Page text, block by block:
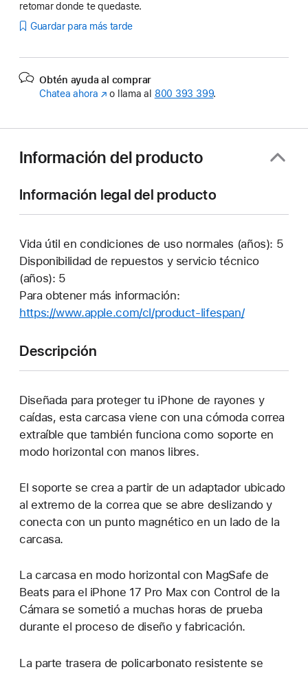
retomar donde te quedaste.
Guardar para más tarde
Obtén ayuda al comprar
Chatea ahora (Se
nueva)
o llama al 800 393 399.
Información del producto
Información legal del producto
Vida útil en condiciones de uso normales (años): 5
Disponibilidad de repuestos y servicio técnico
(años): 5
Para obtener más información:
https://www.apple.com/cl/product-lifespan/(Se
nueva)
Descripción
Diseñada para proteger tu iPhone de rayones y
caídas, esta carcasa viene con una cómoda correa
extraíble que también funciona como soporte en
modo horizontal con manos libres.
El soporte se crea a partir de un adaptador ubicado
al extremo de la correa que se abre deslizando y
conecta con un punto magnético en un lado de la
carcasa.
La carcasa en modo horizontal con MagSafe de
Beats para el iPhone 17 Pro Max con Control de la
Cámara se sometió a muchas horas de prueba
durante el proceso de diseño y fabricación.
La parte trasera de policarbonato resistente se